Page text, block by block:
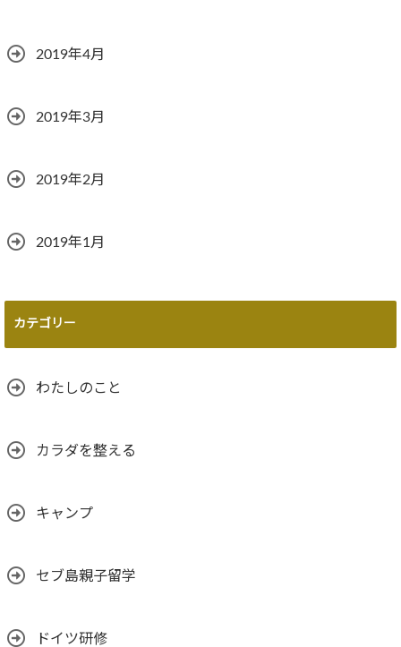
2019年4月
2019年3月
2019年2月
2019年1月
カテゴリー
わたしのこと
カラダを整える
キャンプ
セブ島親子留学
ドイツ研修